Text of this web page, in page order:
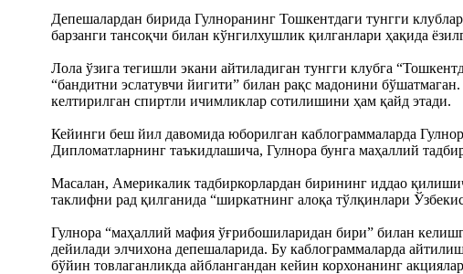
Депешалардан бирида Гулноранинг Тошкентдаги тунгги
барзанги тансоқчи билан кўнгилхушлик қилганлари ҳақида
Лола ўзига тегишли экани айтиладиган тунгги клубга
“бандитни эслатувчи йигити” билан рақс мадонини
келтирилган спиртли ичимликлар сотилишини ҳам қайд этади.
Кейинги беш йил давомида юборилган каблограммаларда
Дипломатларнинг таъкидлашича, Гулнора бунга маҳаллий
Масалан, Америкалик тадбиркорлардан бирининг иддао
таклифни рад қилганида “ширкатнинг алоқа тўлқинлари
Гулнора “маҳаллий мафия ўғрибошиларидан бири” билан
дейилади элчихона депешаларида. Бу каблограммаларда
бўйин товлаганликда айблангандан кейин корхонанинг